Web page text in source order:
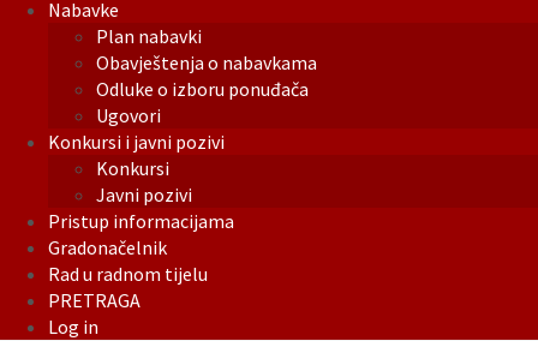
Nabavke
Plan nabavki
Obavještenja o nabavkama
Odluke o izboru ponuđača
Ugovori
Konkursi i javni pozivi
Konkursi
Javni pozivi
Pristup informacijama
Gradonačelnik
Rad u radnom tijelu
PRETRAGA
Log in